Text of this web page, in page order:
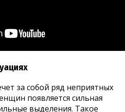
за собой ряд неприятных
появляется сильная
выделения. Такое